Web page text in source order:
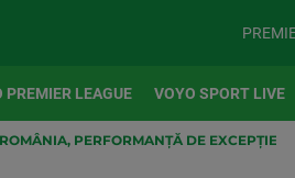
PREMIER LEAGUE VOYO SPORT LIVE
ROMÂNIA, PERFORMANȚĂ DE EXCEPȚIE